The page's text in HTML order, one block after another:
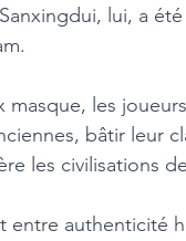
lui, a
les
bâtir leur
les civilisations
entre authenticité